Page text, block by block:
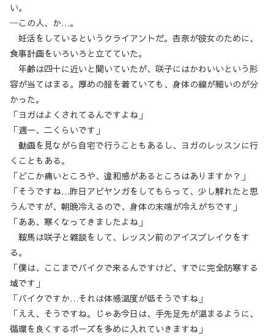
い。
─この人、か…。
妊活をしているというクライアントだ。杏奈が彼女のために、
食事計画をいろいろと立てていた。
年齢は四十に近いと聞いていたが、咲子にはかわいいという形
容が当てはまる。厚めの服を着ていても、身体の線が細いのが分
かった。
「ヨガはよくされてるんですよね」
「週一、二くらいです」
動画を見ながら自宅で行うこともあるし、ヨガのレッスンに行
くこともある。
「どこか痛いところや、違和感があるところはありますか？」
「そうですね…昨日アビヤンガをしてもらって、少し解れたと思
うんですが、朝晩冷えるので、身体の末端が冷えがちです」
「ああ、寒くなってきましたよね」
鞍馬は咲子と雑談をして、レッスン前のアイスブレイクをす
る。
「僕は、ここまでバイクで来るんですけど、すでに完全防寒する
域です」
「バイクですか…それは体感温度が低そうですね」
「ええ、そうですね。じゃあ今日は、手先足先が温まるように、
循環を良くするポーズを多めに入れていきますね」